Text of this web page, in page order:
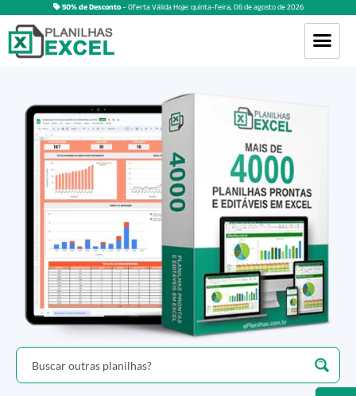
50% de Desconto– Oferta Válida Hoje:quinta-feira,06deagostode2026